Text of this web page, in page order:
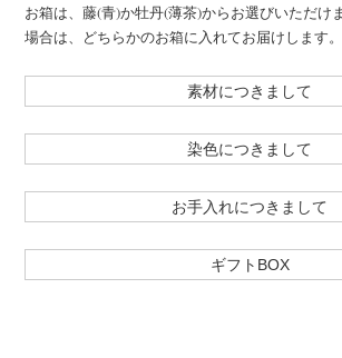
お箱は、藤(青)か牡丹(薄茶)からお選びいただけ
場合は、どちらかのお箱に入れてお届けします。
素材につきまして
染色につきまして
お手入れにつきまして
ギフトBOX